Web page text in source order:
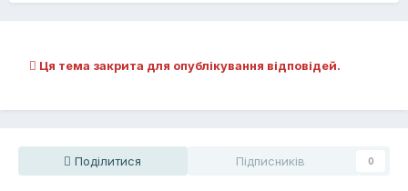
Ця тема закрита для опублікування відповідей.
Поділитися Підписників 0